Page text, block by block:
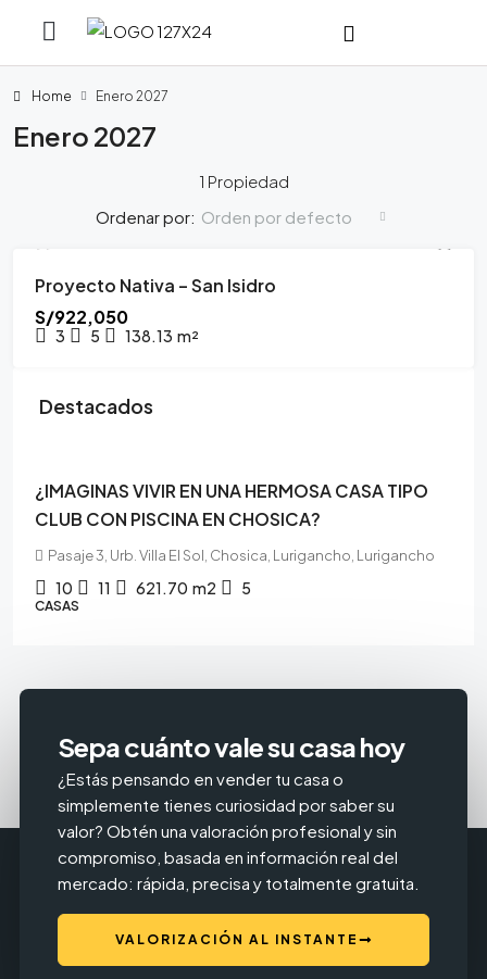
Home Enero 2027
Enero 2027
1 Propiedad
Ordenar por: Orden por defecto
PROYECTO INMOBILIARIO
Proyecto Nativa – San Isidro
S/922,050
3 5 138.13 m²
Destacados
¿IMAGINAS VIVIR EN UNA HERMOSA CASA TIPO
CLUB CON PISCINA EN CHOSICA?
Pasaje 3, Urb. Villa El Sol, Chosica, Lurigancho, Lurigancho
10 11 621.70 m2 5
CASAS
Sepa cuánto vale su casa hoy
¿Estás pensando en vender tu casa o
simplemente tienes curiosidad por saber su
valor? Obtén una valoración profesional y sin
compromiso, basada en información real del
mercado: rápida, precisa y totalmente gratuita.
VALORIZACIÓN AL INSTANTE